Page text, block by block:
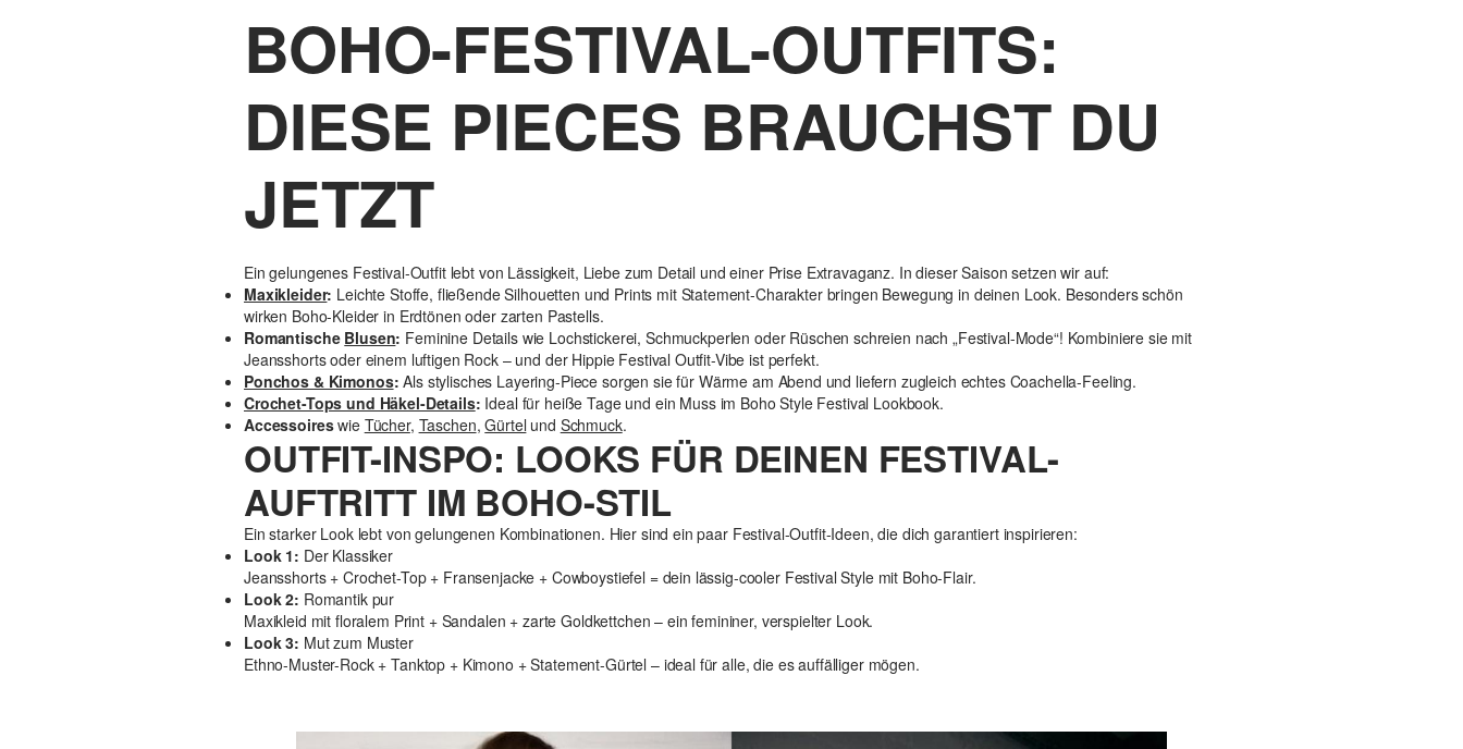
BOHO-FESTIVAL-OUTFITS:
DIESE PIECES BRAUCHST DU
JETZT
Ein gelungenes Festival-Outfit lebt von Lässigkeit, Liebe zum Detail und einer Prise Extravaganz. In dieser Saison setzen wir auf:
Maxikleider: Leichte Stoffe, fließende Silhouetten und Prints mit Statement-Charakter bringen Bewegung in deinen Look. Besonders schön
wirken Boho-Kleider in Erdtönen oder zarten Pastells.
Romantische Blusen: Feminine Details wie Lochstickerei, Schmuckperlen oder Rüschen schreien nach „Festival-Mode“! Kombiniere sie mit
Jeansshorts oder einem luftigen Rock – und der Hippie Festival Outfit-Vibe ist perfekt.
Ponchos & Kimonos: Als stylisches Layering-Piece sorgen sie für Wärme am Abend und liefern zugleich echtes Coachella-Feeling.
Crochet-Tops und Häkel-Details: Ideal für heiße Tage und ein Muss im Boho Style Festival Lookbook.
Accessoireswie Tücher, Taschen,Gürtel und Schmuck.
OUTFIT-INSPO: LOOKS FÜR DEINEN FESTIVAL-
AUFTRITT IM BOHO-STIL
Ein starker Look lebt von gelungenen Kombinationen. Hier sind ein paar Festival-Outfit-Ideen, die dich garantiert inspirieren:
Look 1: Der Klassiker
Jeansshorts + Crochet-Top + Fransenjacke + Cowboystiefel = dein lässig-cooler Festival Style mit Boho-Flair.
Look 2: Romantik pur
Maxikleid mit floralem Print + Sandalen + zarte Goldkettchen – ein femininer, verspielter Look.
Look 3: Mut zum Muster
Ethno-Muster-Rock + Tanktop + Kimono + Statement-Gürtel – ideal für alle, die es auffälliger mögen.